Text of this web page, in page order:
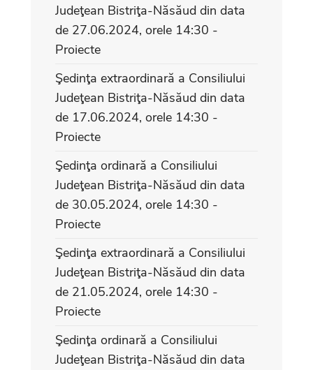
Judeţean Bistriţa-Năsăud din data
de 27.06.2024, orele 14:30 -
Proiecte
Şedinţa extraordinară a Consiliului
Judeţean Bistriţa-Năsăud din data
de 17.06.2024, orele 14:30 -
Proiecte
Şedinţa ordinară a Consiliului
Judeţean Bistriţa-Năsăud din data
de 30.05.2024, orele 14:30 -
Proiecte
Şedinţa extraordinară a Consiliului
Judeţean Bistriţa-Năsăud din data
de 21.05.2024, orele 14:30 -
Proiecte
Şedinţa ordinară a Consiliului
Judeţean Bistriţa-Năsăud din data